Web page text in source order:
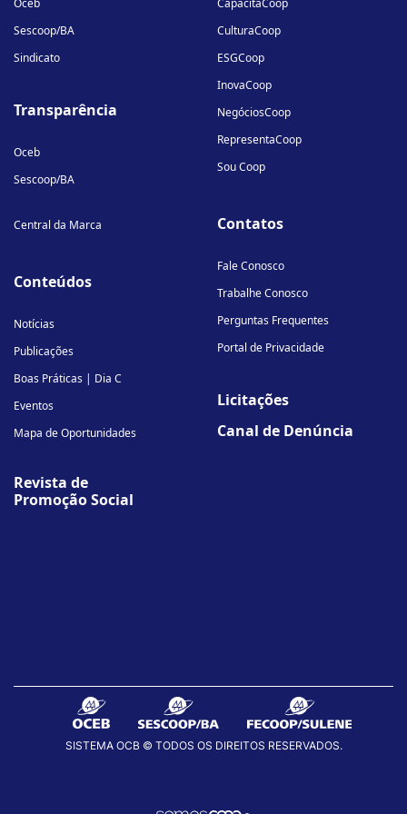
Oceb
Sescoop/BA
Sindicato
Transparência
Oceb
Sescoop/BA
Central da Marca
Conteúdos
Notícias
Publicações
Boas Práticas | Dia C
Eventos
Mapa de Oportunidades
Revista de
Promoção Social
CapacitaCoop
CulturaCoop
ESGCoop
InovaCoop
NegóciosCoop
RepresentaCoop
Sou Coop
Contatos
Fale Conosco
Trabalhe Conosco
Perguntas Frequentes
Portal de Privacidade
Licitações
Canal de Denúncia
SISTEMA OCB © TODOS OS DIREITOS RESERVADOS.